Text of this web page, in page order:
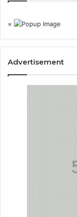
×
Advertisement